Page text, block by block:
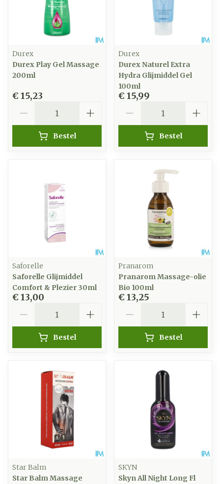
Durex
Durex Play Gel Massage
200ml
€ 15,23
Bestel
Durex
Durex Naturel Extra
Hydra Glijmiddel Gel
100ml
€ 15,99
Bestel
Saforelle
Saforelle Glijmiddel
Comfort & Plezier 30ml
€ 13,00
Bestel
Pranarom
Pranarom Massage-olie
Bio 100ml
€ 13,25
Bestel
Star Balm
Star Balm Massage
SKYN
Skyn All Night Long Fl